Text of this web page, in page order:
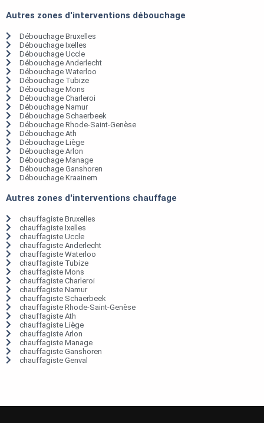
Autres zones d'interventions débouchage
Débouchage Bruxelles
Débouchage Ixelles
Débouchage Uccle
Débouchage Anderlecht
Débouchage Waterloo
Débouchage Tubize
Débouchage Mons
Débouchage Charleroi
Débouchage Namur
Débouchage Schaerbeek
Débouchage Rhode-Saint-Genèse
Débouchage Ath
Débouchage Liège
Débouchage Arlon
Débouchage Manage
Débouchage Ganshoren
Débouchage Kraainem
Autres zones d'interventions chauffage
chauffagiste Bruxelles
chauffagiste Ixelles
chauffagiste Uccle
chauffagiste Anderlecht
chauffagiste Waterloo
chauffagiste Tubize
chauffagiste Mons
chauffagiste Charleroi
chauffagiste Namur
chauffagiste Schaerbeek
chauffagiste Rhode-Saint-Genèse
chauffagiste Ath
chauffagiste Liège
chauffagiste Arlon
chauffagiste Manage
chauffagiste Ganshoren
chauffagiste Genval